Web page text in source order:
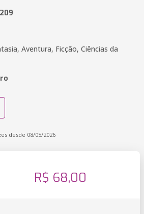
Aventura, Ficção, Ciências da
desde 08/05/2026
R$ 68,00